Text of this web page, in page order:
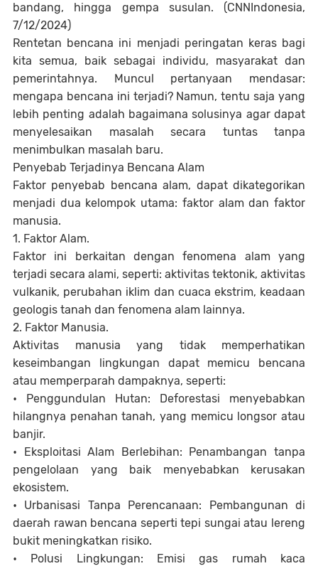
bandang, hingga gempa susulan. (CNNIndonesia,
7/12/2024)
Rentetan bencana ini menjadi peringatan keras bagi
kita semua, baik sebagai individu, masyarakat dan
pemerintahnya. Muncul pertanyaan mendasar:
mengapa bencana ini terjadi? Namun, tentu saja yang
lebih penting adalah bagaimana solusinya agar dapat
menyelesaikan masalah secara tuntas tanpa
menimbulkan masalah baru.
Penyebab Terjadinya Bencana Alam
Faktor penyebab bencana alam, dapat dikategorikan
menjadi dua kelompok utama: faktor alam dan faktor
manusia.
1. Faktor Alam.
Faktor ini berkaitan dengan fenomena alam yang
terjadi secara alami, seperti: aktivitas tektonik, aktivitas
vulkanik, perubahan iklim dan cuaca ekstrim, keadaan
geologis tanah dan fenomena alam lainnya.
2. Faktor Manusia.
Aktivitas manusia yang tidak memperhatikan
keseimbangan lingkungan dapat memicu bencana
atau memperparah dampaknya, seperti:
• Penggundulan Hutan: Deforestasi menyebabkan
hilangnya penahan tanah, yang memicu longsor atau
banjir.
• Eksploitasi Alam Berlebihan: Penambangan tanpa
pengelolaan yang baik menyebabkan kerusakan
ekosistem.
• Urbanisasi Tanpa Perencanaan: Pembangunan di
daerah rawan bencana seperti tepi sungai atau lereng
bukit meningkatkan risiko.
• Polusi Lingkungan: Emisi gas rumah kaca